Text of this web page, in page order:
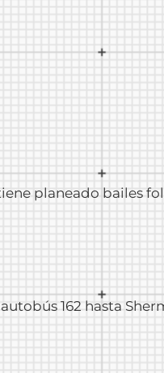
planeado bailes
162 hasta